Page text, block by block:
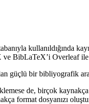
kullanıldığında
ve BibLaTeX’i Overleaf
bir bibliyografik
de, birçok
format dosyanızı